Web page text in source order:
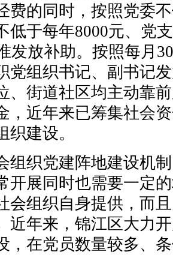
费的同时，按照党委
低于每年8000元、党
发放补助。按照每月
党组织书记、副书记
、街道社区均主动靠
，近年来已筹集社会
织建设。
组织党建阵地建设机
开展同时也需要一定
会组织自身提供，而
近年来，锦江区大力
，在党员数量较多、